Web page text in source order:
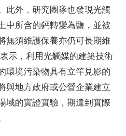
此外，研究團隊也發現光觸
中所含的鈣轉變為鹽，並被
無須維護保養亦仍可長期維
示，利用光觸媒的建築技術
環境污染物具有立竿見影的
與地方政府或公營企業建立
域的實證實驗，期達到實際